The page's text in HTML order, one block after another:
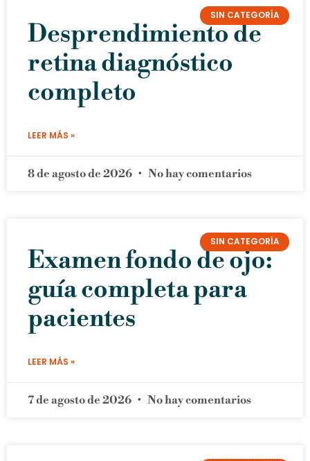
SIN CATEGORÍA
Desprendimiento de
retina diagnóstico
completo
LEER MÁS »
8 de agosto de 2026 No hay comentarios
SIN CATEGORÍA
Examen fondo de ojo:
guía completa para
pacientes
LEER MÁS »
7 de agosto de 2026 No hay comentarios